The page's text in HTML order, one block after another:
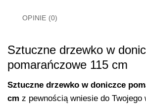
OPINIE (0)
Sztuczne drzewko w
pomarańczowe 115 cm
Sztuczne drzewko w doniczce
cm z pewnością wniesie do Twojego